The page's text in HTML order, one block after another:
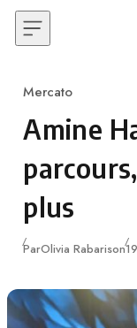
Skip to content
Category
Mercato
Amine
plus
ParOlivia Rabarison